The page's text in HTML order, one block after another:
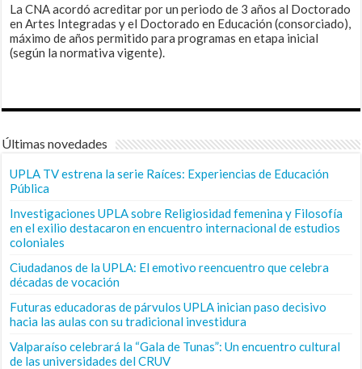
La CNA acordó acreditar por un periodo de 3 años al Doctorado
en Artes Integradas y el Doctorado en Educación (consorciado),
máximo de años permitido para programas en etapa inicial
(según la normativa vigente).
Últimas novedades
UPLA TV estrena la serie Raíces: Experiencias de Educación
Pública
Investigaciones UPLA sobre Religiosidad femenina y Filosofía
en el exilio destacaron en encuentro internacional de estudios
coloniales
Ciudadanos de la UPLA: El emotivo reencuentro que celebra
décadas de vocación
Futuras educadoras de párvulos UPLA inician paso decisivo
hacia las aulas con su tradicional investidura
Valparaíso celebrará la “Gala de Tunas”: Un encuentro cultural
de las universidades del CRUV